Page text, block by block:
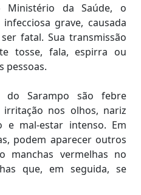
Ministério da Saúde, o
grave, causada
fatal. Sua transmissão
tosse, fala, espirra ou
pessoas.
do Sarampo são febre
irritação nos olhos, nariz
e mal-estar intenso. Em
podem aparecer outros
manchas vermelhas no
que, em seguida, se